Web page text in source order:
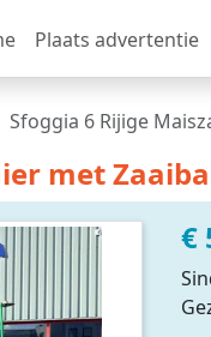
Plaats advertentie
Sfoggia 6 Rijige
met
€